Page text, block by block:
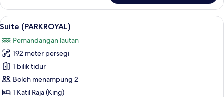
Suite,
Private
Pool,
View
Lihat
semua
foto
untuk
Suite
(PARKROYAL)
Suite (PARKROYAL) | Peti besi
6
Suite (PARKROYAL)
Pemandangan lautan
192 meter persegi
1 bilik tidur
Boleh menampung 2
1 Katil Raja (King)